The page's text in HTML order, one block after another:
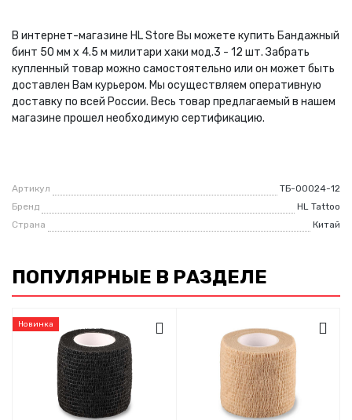
В интернет-магазине HL Store Вы можете купить Бандажный
бинт 50 мм х 4.5 м милитари хаки мод.3 - 12 шт. Забрать
купленный товар можно самостоятельно или он может быть
доставлен Вам курьером. Мы осуществляем оперативную
доставку по всей России. Весь товар предлагаемый в нашем
магазине прошел необходимую сертификацию.
Артикул
ТБ-00024-12
Бренд
HL Tattoo
Страна
Китай
ПОПУЛЯРНЫЕ В РАЗДЕЛЕ
Новинка